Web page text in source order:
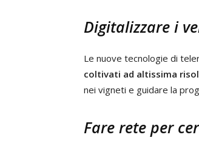
Digitalizzare i
Le nuove tecnologie di
coltivati ad altissima
nei vigneti e guidare la
Fare rete per